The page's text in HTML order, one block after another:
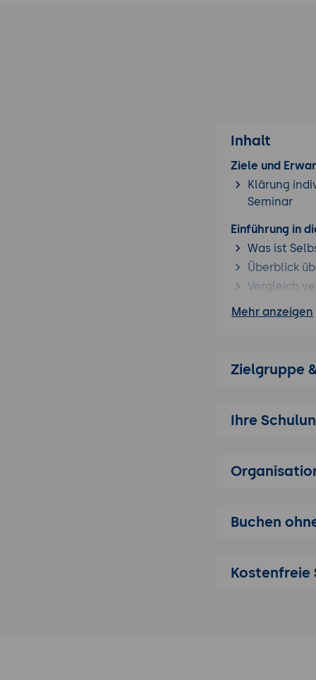
Inhalt
Ziele und
Klärung
Seminar
Einführung in
Was ist
Überblick
Vergleich
Selbstreflexion
Einsatz von
Bedeutung
Einfluss der
Mehr anzeigen
Zielgruppe
Ihre
Buchen
Kostenfreie